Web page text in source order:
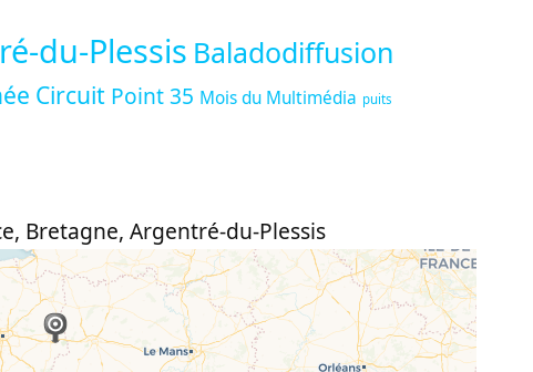
du-Plessis Baladodiffusion
Circuit Point 35 Mois du Multimédia puits
, Bretagne, Argentré-du-Plessis